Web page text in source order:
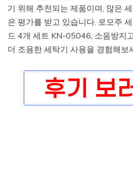
기 위해 추천되는 제품이며, 많은
은 평가를 받고 있습니다. 로모주
드 4개 세트 KN-05046, 소음방지
더 조용한 세탁기 사용을 경험해보